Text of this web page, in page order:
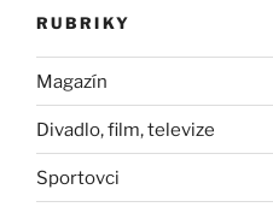
RUBRIKY
Magazín
Divadlo, film, televize
Sportovci